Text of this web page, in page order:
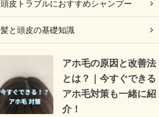
頭皮トラブルにおすすめシャンプー
髪と頭皮の基礎知識
アホ毛の原因と改善法
とは？｜今すぐできる
アホ毛対策も一緒に紹
介！